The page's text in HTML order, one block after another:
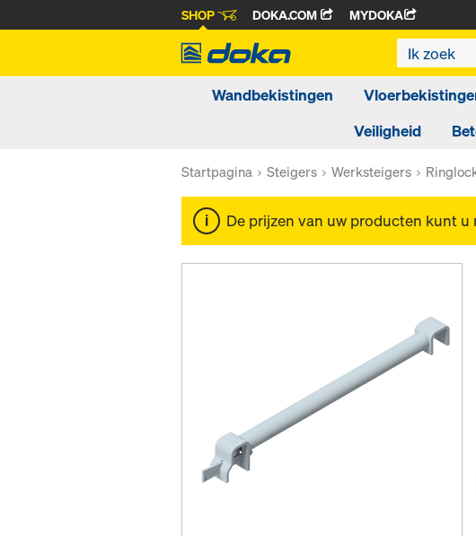
SHOP DOKA.COM MYDOKA
Wandbekistingen
Veiligheid
Startpagina Steigers Werksteigers
De prijzen van uw producten kunt u